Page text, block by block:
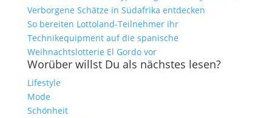
Verborgene Schätze in Südafrika entdecken
So bereiten Lottoland-Teilnehmer ihr
Technikequipment auf die spanische
Weihnachtslotterie El Gordo vor
Worüber willst Du als nächstes lesen?
Lifestyle
Mode
Schönheit